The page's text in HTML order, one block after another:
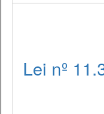
Lei nº